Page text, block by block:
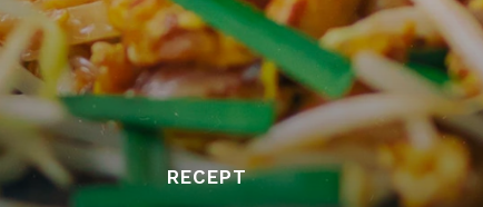
RECEPT